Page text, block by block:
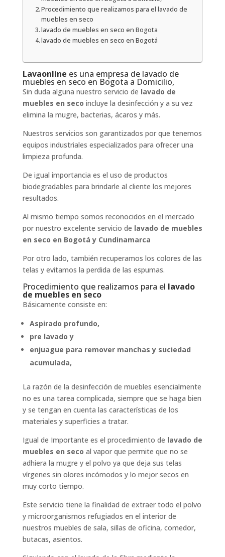
Procedimiento que realizamos para el lavado de
muebles en seco
lavado de muebles en seco en Bogota
lavado de muebles en seco en Bogotá
Lavaonline es una empresa de lavado de
muebles en seco en Bogota a Domicilio,
Sin duda alguna nuestro servicio de lavado de
muebles en seco incluye la desinfección y a su vez
elimina la mugre, bacterias, ácaros y más.
Nuestros servicios son garantizados por que tenemos
equipos industriales especializados para ofrecer una
limpieza profunda.
De igual importancia es el uso de productos
biodegradables para brindarle al cliente los mejores
resultados.
Al mismo tiempo somos reconocidos en el mercado
por nuestro excelente servicio de lavado de muebles
en seco en Bogotá y Cundinamarca
Por otro lado, también recuperamos los colores de las
telas y evitamos la perdida de las espumas.
Procedimiento que realizamos para el lavado
de muebles en seco
Básicamente consiste en:
Aspirado profundo,
pre lavado y
enjuague para remover manchas y suciedad
acumulada,
La razón de la desinfección de muebles esencialmente
no es una tarea complicada, siempre que se haga bien
y se tengan en cuenta las características de los
materiales y superficies a tratar.
Igual de Importante es el procedimiento de lavado de
muebles en seco al vapor que permite que no se
adhiera la mugre y el polvo ya que deja sus telas
vírgenes sin olores incómodos y lo mejor secos en
muy corto tiempo.
Este servicio tiene la finalidad de extraer todo el polvo
y microorganismos refugiados en el interior de
nuestros muebles de sala, sillas de oficina, comedor,
butacas, asientos.